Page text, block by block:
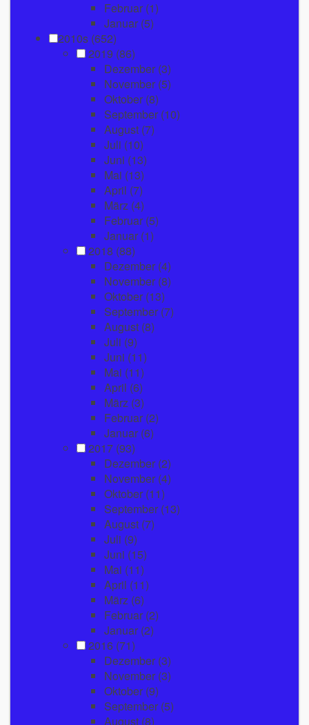
Februar (1)
Januar (5)
2010s (652)
2019 (86)
Dezember (3)
November (5)
Oktober (8)
September (10)
August (7)
Juli (10)
Juni (13)
Mai (13)
April (7)
März (4)
Februar (5)
Januar (1)
2018 (88)
Dezember (4)
November (8)
Oktober (13)
September (7)
August (8)
Juli (9)
Juni (11)
Mai (11)
April (6)
März (3)
Februar (2)
Januar (6)
2017 (93)
Dezember (2)
November (4)
Oktober (11)
September (13)
August (7)
Juli (9)
Juni (15)
Mai (11)
April (11)
März (6)
Februar (2)
Januar (2)
2016 (71)
Dezember (3)
November (3)
Oktober (9)
September (5)
August (8)